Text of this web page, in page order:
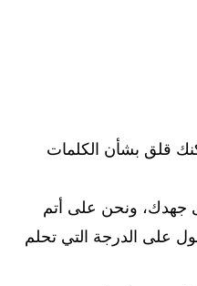
قلق بشأن الكلمات
جهدك، ونحن على أتم
على الدرجة التي تحلم